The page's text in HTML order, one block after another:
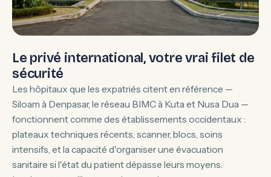
Le privé international, votre vrai filet de
sécurité
Les hôpitaux que les expatriés citent en référence —
Siloam à Denpasar, le réseau BIMC à Kuta et Nusa Dua —
fonctionnent comme des établissements occidentaux :
plateaux techniques récents, scanner, blocs, soins
intensifs, et la capacité d'organiser une évacuation
sanitaire si l'état du patient dépasse leurs moyens.